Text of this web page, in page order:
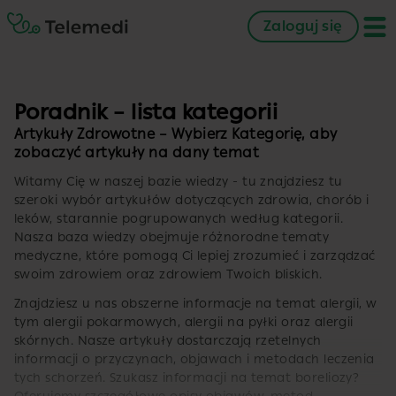
Zaloguj się
Poradnik – lista kategorii
Artykuły Zdrowotne – Wybierz Kategorię, aby
zobaczyć artykuły na dany temat
Witamy Cię w naszej bazie wiedzy - tu znajdziesz tu
szeroki wybór artykułów dotyczących zdrowia, chorób i
leków, starannie pogrupowanych według kategorii.
Nasza baza wiedzy obejmuje różnorodne tematy
medyczne, które pomogą Ci lepiej zrozumieć i zarządzać
swoim zdrowiem oraz zdrowiem Twoich bliskich.
Znajdziesz u nas obszerne informacje na temat alergii, w
tym alergii pokarmowych, alergii na pyłki oraz alergii
skórnych. Nasze artykuły dostarczają rzetelnych
informacji o przyczynach, objawach i metodach leczenia
tych schorzeń. Szukasz informacji na temat boreliozy?